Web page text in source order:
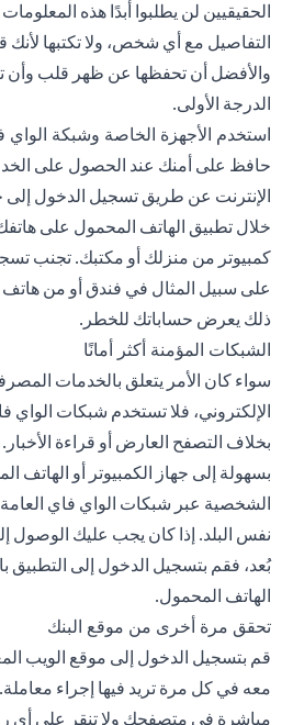
الحقيقيين لن يطلبوا أبدًا هذه
التفاصيل مع أي شخص، ولا تكتبها لأنك
والأفضل أن تحفظها عن ظهر قلب وأن
الدرجة الأولى.
استخدم الأجهزة الخاصة وشبكة الواي
حافظ على أمنك عند الحصول على
الإنترنت عن طريق تسجيل الدخول
خلال تطبيق الهاتف المحمول على
كمبيوتر من منزلك أو مكتبك. تجنب
على سبيل المثال في فندق أو من
ذلك يعرض حساباتك للخطر.
الشبكات المؤمنة أكثر أمانًا
سواء كان الأمر يتعلق بالخدمات
الإلكتروني، فلا تستخدم شبكات الواي
بخلاف التصفح العارض أو قراءة
بسهولة إلى جهاز الكمبيوتر أو
الشخصية عبر شبكات الواي فاي العامة
نفس البلد. إذا كان يجب عليك
بُعد، فقم بتسجيل الدخول إلى التطبيق
الهاتف المحمول.
تحقق مرة أخرى من موقع البنك
قم بتسجيل الدخول إلى موقع الويب
معه في كل مرة تريد فيها إجراء معاملة.
مباشرة في متصفحك ولا تنقر على أي